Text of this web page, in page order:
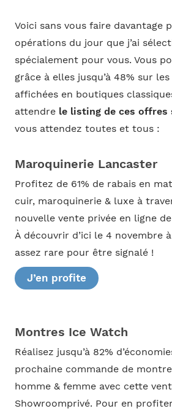
Voici sans vous faire davantage
opérations du jour que j’ai
spécialement pour vous. Vous
grâce à elles jusqu’à 48% sur
affichées en boutiques
attendre le listing de ces offres
vous attendez toutes et tous :
Maroquinerie Lancaster
Profitez de 61% de rabais en
cuir, maroquinerie & luxe à
nouvelle vente privée en ligne de
À découvrir d’ici le 4 novembre
assez rare pour être signalé !
J’en profite
Montres Ice Watch
Réalisez jusqu’à 82%
prochaine commande de
homme & femme avec cette
Showroomprivé. Pour en